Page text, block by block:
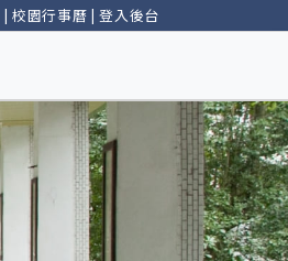
| 校園行事曆 |登入後台